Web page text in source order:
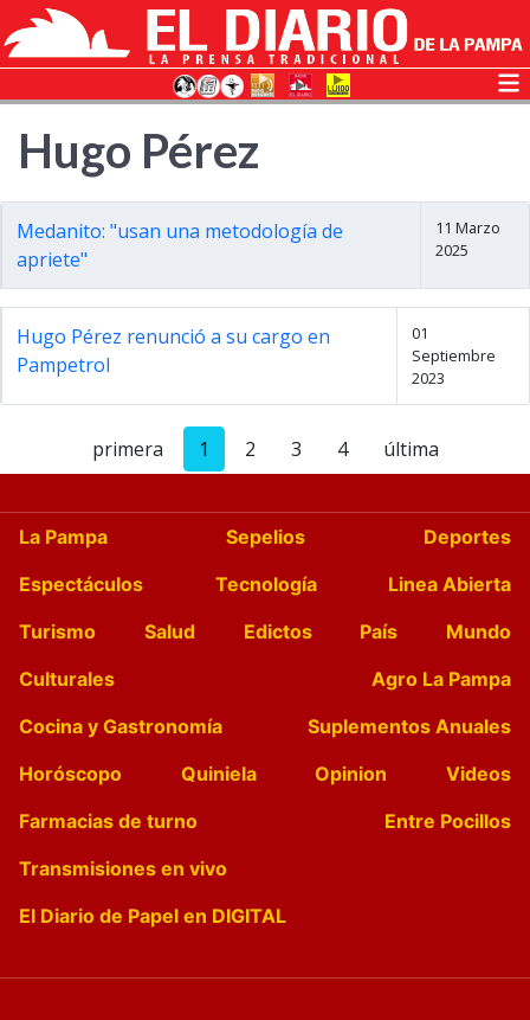
Hugo Pérez
Medanito: "usan una metodología de
apriete"
11 Marzo
2025
Hugo Pérez renunció a su cargo en
Pampetrol
01
Septiembre
2023
primera 1 2 3 4 última
La Pampa Sepelios
Deportes
Espectáculos
Tecnología
Linea Abierta
Turismo
Salud Edictos País
Mundo
Culturales
Agro La Pampa
Cocina y Gastronomía
Suplementos Anuales
Horóscopo
Quiniela Opinion
Videos
Farmacias de turno
Entre Pocillos
Transmisiones en vivo
El Diario de Papel en DIGITAL